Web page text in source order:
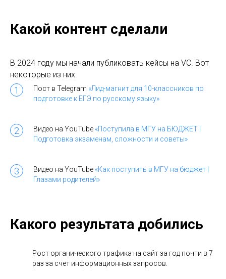
Какой контент сделали
В 2024 году мы начали публиковать кейсы на VC. Вот
некоторые из них:
Пост в Telegram «Лид-магнит для 10-классников по
подготовке к ЕГЭ по русскому языку»
Видео на YouTube «Поступила в МГУ на БЮДЖЕТ |
Подготовка экзаменам, сложности и советы»
Видео на YouTube «Как поступить в МГУ на бюджет |
Глазами родителей»
Какого результата добились
Рост органического трафика на сайт за год почти в 7
раз за счет информационных запросов.